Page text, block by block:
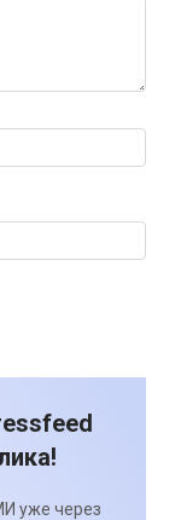
уже через